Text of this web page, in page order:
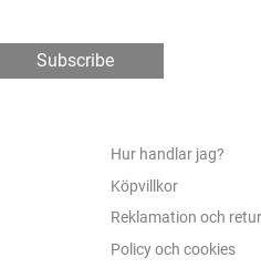
Subscribe
Hur handlar jag?
Köpvillkor
Reklamation och retur
Policy och cookies